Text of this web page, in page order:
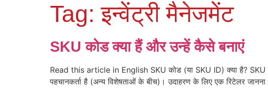
Tag:इन्वेंट्री मैनेजमेंट
SKU कोड क्या हैं और उन्हें कैसे बनाएं
Read this article in English SKU कोड (या SKU ID) क्या है? SKU
पहचानकर्ता है (अन्य विशेषताओं के बीच)। उदाहरण के लिए एक रिटेलर